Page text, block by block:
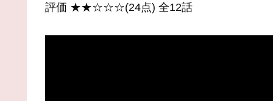
評価 ★★☆☆☆(24点) 全12話